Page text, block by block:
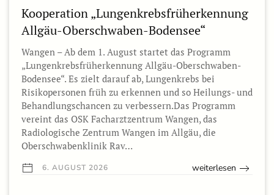
Kooperation „Lungenkrebsfrüherkennung
Allgäu-Oberschwaben-Bodensee“
Wangen – Ab dem 1. August startet das Programm
„Lungenkrebsfrüherkennung Allgäu-Oberschwaben-
Bodensee“. Es zielt darauf ab, Lungenkrebs bei
Risikopersonen früh zu erkennen und so Heilungs- und
Behandlungschancen zu verbessern.Das Programm
vereint das OSK Facharztzentrum Wangen, das
Radiologische Zentrum Wangen im Allgäu, die
Oberschwabenklinik Rav…
6. AUGUST 2026 weiterlesen